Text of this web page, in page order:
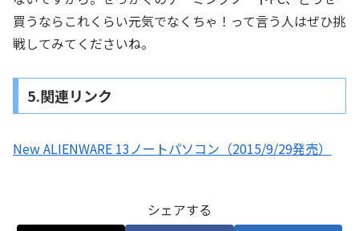
買うならこれくらい元気でなくちゃ！って言う人はぜひ挑
戦してみてくださいね。
5.関連リンク
New ALIENWARE 13ノートパソコン（2015/9/29発売）
シェアする